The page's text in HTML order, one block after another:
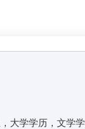
大学学历，文学